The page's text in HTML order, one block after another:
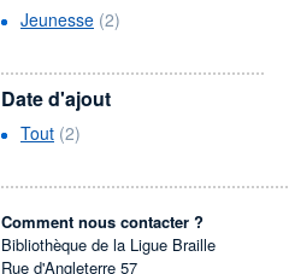
Jeunesse (2)
Date d'ajout
Tout (2)
Comment nous contacter ?
Bibliothèque de la Ligue Braille
Rue d'Angleterre 57